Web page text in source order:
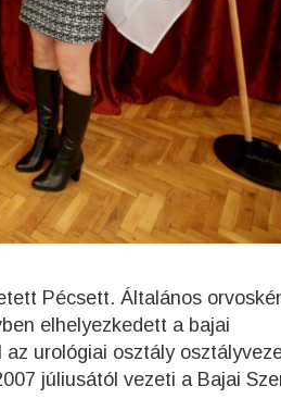
Pécsett. Általános
elhelyezkedett a bajai
urológiai osztály
júliusától vezeti a Bajai